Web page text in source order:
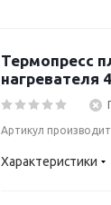
Термопресс
нагревателя
Артикул
Характеристики